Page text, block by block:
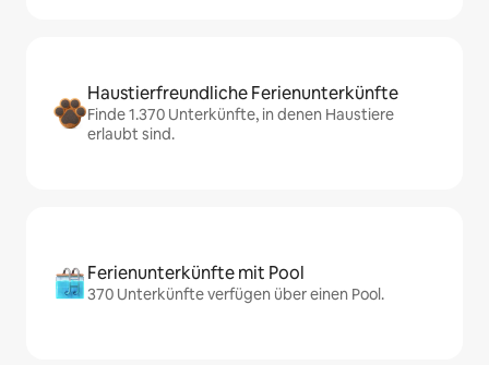
Haustierfreundliche Ferienunterkünfte
Finde 1.370 Unterkünfte, in denen Haustiere
erlaubt sind.
Ferienunterkünfte mit Pool
370 Unterkünfte verfügen über einen Pool.